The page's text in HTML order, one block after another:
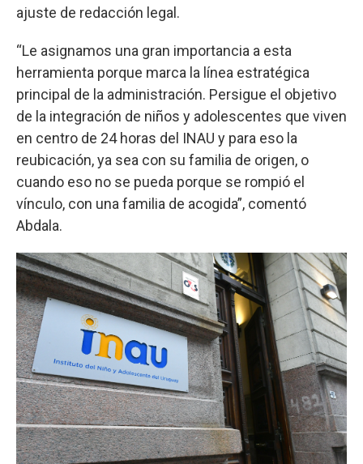
ajuste de redacción legal.
“Le asignamos una gran importancia a esta
herramienta porque marca la línea estratégica
principal de la administración. Persigue el objetivo
de la integración de niños y adolescentes que viven
en centro de 24 horas del INAU y para eso la
reubicación, ya sea con su familia de origen, o
cuando eso no se pueda porque se rompió el
vínculo, con una familia de acogida”, comentó
Abdala.